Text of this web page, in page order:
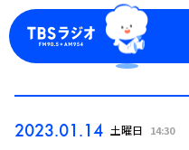
2023.01.14 土曜日 14:30